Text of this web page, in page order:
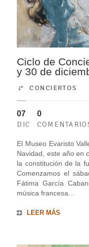
Ciclo de
y 30 de
CONCIERTOS
07
DIC
0
El Museo Evaristo
Navidad, este año en
la constitución de la
Comenzamos el
Fátima García
música francesa...
LEER MÁS